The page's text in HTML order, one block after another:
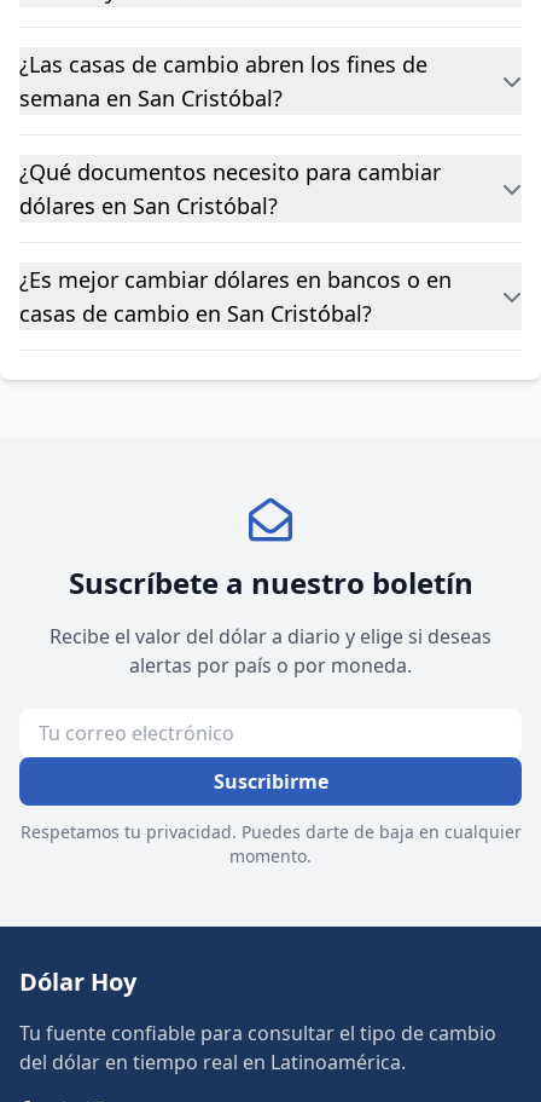
¿Las casas de cambio abren los fines de
semana en San Cristóbal?
¿Qué documentos necesito para cambiar
dólares en San Cristóbal?
¿Es mejor cambiar dólares en bancos o en
casas de cambio en San Cristóbal?
Suscríbete a nuestro boletín
Recibe el valor del dólar a diario y elige si deseas
alertas por país o por moneda.
Suscribirme
Respetamos tu privacidad. Puedes darte de baja en cualquier
momento.
Dólar Hoy
Tu fuente confiable para consultar el tipo de cambio
del dólar en tiempo real en Latinoamérica.